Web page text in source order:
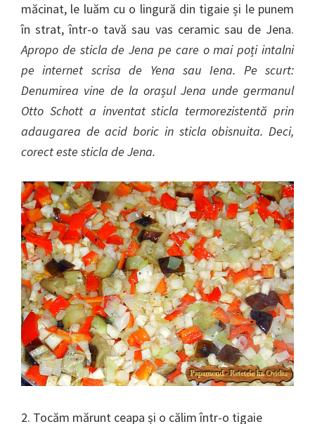
măcinat, le luăm cu o lingură din tigaie și le punem
în strat, într-o tavă sau vas ceramic sau de Jena.
Apropo de sticla de Jena pe care o mai poți intalni
pe internet scrisa de Yena sau Iena. Pe scurt:
Denumirea vine de la orașul Jena unde germanul
Otto Schott a inventat sticla termorezistentă prin
adaugarea de acid boric in sticla obisnuita. Deci,
corect este sticla de Jena.
2. Tocăm mărunt ceapa și o călim într-o tigaie